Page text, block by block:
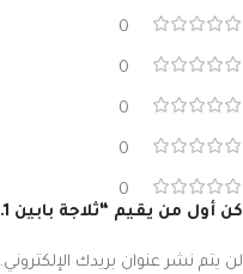
0
0
0
0
0
كن أول من يقيم “ثلاجة بابين 11.1 قدم / 314 لتر-SW5200R”
لن يتم نشر عنوان بريدك الإلكتروني.